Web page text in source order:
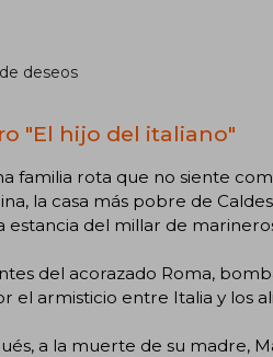
deseos
"El hijo del italiano"
familia rota que no siente
la casa más pobre de
estancia del millar de
del acorazado Roma,
el armisticio entre Italia y los
a la muerte de su madre,